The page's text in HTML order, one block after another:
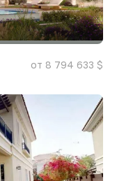
от 8 794 633 $